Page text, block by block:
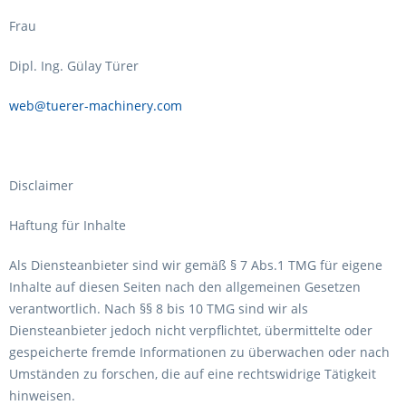
Frau
Dipl. Ing. Gülay Türer
web@tuerer-machinery.com
Disclaimer
Haftung für Inhalte
Als Diensteanbieter sind wir gemäß § 7 Abs.1 TMG für eigene
Inhalte auf diesen Seiten nach den allgemeinen Gesetzen
verantwortlich. Nach §§ 8 bis 10 TMG sind wir als
Diensteanbieter jedoch nicht verpflichtet, übermittelte oder
gespeicherte fremde Informationen zu überwachen oder nach
Umständen zu forschen, die auf eine rechtswidrige Tätigkeit
hinweisen.